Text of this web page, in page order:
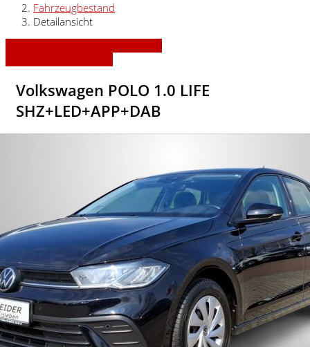
Fahrzeugbestand
Detailansicht
Volkswagen POLO 1.0 LIFE
SHZ+LED+APP+DAB